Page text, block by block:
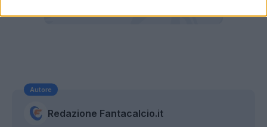
Autore
Redazione Fantacalcio.it